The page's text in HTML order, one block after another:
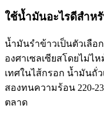
ใช้น้ำมันอะไรดีสำห
น้ำมันรำข้าวเป็นตัวเลือ
องศาเซลเซียสโดยไม่ไ
เทศในไส้กรอก น้ำมันถั่
สองทนความร้อน 220-
ตลาด